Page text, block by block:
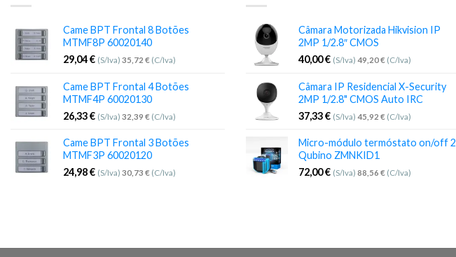
Came BPT Frontal 8 Botões
MTMF8P 60020140
29,04€ (S/Iva) 35,72 € (C/Iva)
Came BPT Frontal 4 Botões
MTMF4P 60020130
26,33€ (S/Iva) 32,39 € (C/Iva)
Came BPT Frontal 3 Botões
MTMF3P 60020120
24,98€ (S/Iva) 30,73 € (C/Iva)
Câmara Motorizada Hikvision IP
2MP 1/2.8″ CMOS
40,00€ (S/Iva) 49,20€ (C/Iva)
Câmara IP Residencial X-Security
2MP 1/2.8" CMOS Auto IRC
37,33€ (S/Iva) 45,92 € (C/Iva)
Micro-módulo termóstato on/off 2
Qubino ZMNKID1
72,00€ (S/Iva) 88,56 € (C/Iva)